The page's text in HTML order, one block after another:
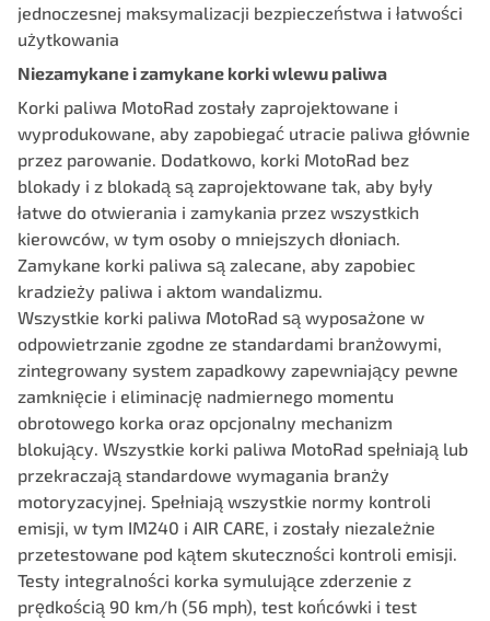
jednoczesnej maksymalizacji bezpieczeństwa i łatwości
użytkowania
Niezamykane i zamykane korki wlewu paliwa
Korki paliwa MotoRad zostały zaprojektowane i
wyprodukowane, aby zapobiegać utracie paliwa głównie
przez parowanie. Dodatkowo, korki MotoRad bez
blokady i z blokadą są zaprojektowane tak, aby były
łatwe do otwierania i zamykania przez wszystkich
kierowców, w tym osoby o mniejszych dłoniach.
Zamykane korki paliwa są zalecane, aby zapobiec
kradzieży paliwa i aktom wandalizmu.
Wszystkie korki paliwa MotoRad są wyposażone w
odpowietrzanie zgodne ze standardami branżowymi,
zintegrowany system zapadkowy zapewniający pewne
zamknięcie i eliminację nadmiernego momentu
obrotowego korka oraz opcjonalny mechanizm
blokujący. Wszystkie korki paliwa MotoRad spełniają lub
przekraczają standardowe wymagania branży
motoryzacyjnej. Spełniają wszystkie normy kontroli
emisji, w tym IM240 i AIR CARE, i zostały niezależnie
przetestowane pod kątem skuteczności kontroli emisji.
Testy integralności korka symulujące zderzenie z
prędkością 90 km/h (56 mph), test końcówki i test